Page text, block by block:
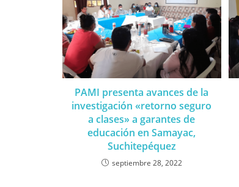
PAMI presenta avances de la
investigación «retorno seguro
a clases» a garantes de
educación en Samayac,
Suchitepéquez
septiembre 28, 2022